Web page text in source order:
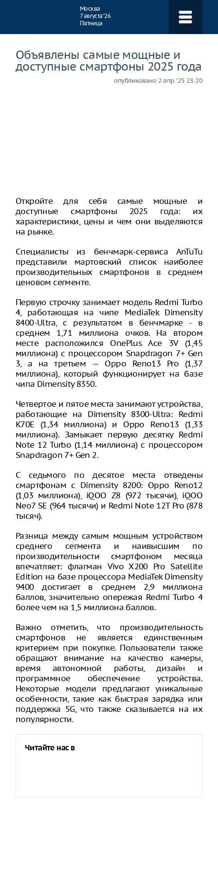
Москва
7 августа ‘26
Пятница
Объявлены самые мощные и
доступные смартфоны 2025 года
опубликовано 2 апр. ‘25 23:20
Откройте для себя самые мощные и
доступные смартфоны 2025 года: их
характеристики, цены и чем они выделяются
на рынке.
Специалисты из бенчмарк-сервиса AnTuTu
представили мартовский список наиболее
производительных смартфонов в среднем
ценовом сегменте.
Первую строчку занимает модель Redmi Turbo
4, работающая на чипе MediaTek Dimensity
8400-Ultra, с результатом в бенчмарке - в
среднем 1,71 миллиона очков. На втором
месте расположился OnePlus Ace 3V (1,45
миллиона) с процессором Snapdragon 7+ Gen
3, а на третьем — Oppo Reno13 Pro (1,37
миллиона), который функционирует на базе
чипа Dimensity 8350.
Четвертое и пятое места занимают устройства,
работающие на Dimensity 8300-Ultra: Redmi
K70E (1,34 миллиона) и Oppo Reno13 (1,33
миллиона). Замыкает первую десятку Redmi
Note 12 Turbo (1,14 миллиона) с процессором
Snapdragon 7+ Gen 2.
С седьмого по десятое места отведены
смартфонам с Dimensity 8200: Oppo Reno12
(1,03 миллиона), iQOO Z8 (972 тысячи), iQOO
Neo7 SE (964 тысячи) и Redmi Note 12T Pro (878
тысяч).
Разница между самым мощным устройством
среднего сегмента и наивысшим по
производительности смартфоном месяца
впечатляет: флагман Vivo X200 Pro Satellite
Edition на базе процессора MediaTek Dimensity
9400 достигает в среднем 2,9 миллиона
баллов, значительно опережая Redmi Turbo 4
более чем на 1,5 миллиона баллов.
Важно отметить, что производительность
смартфонов не является единственным
критерием при покупке. Пользователи также
обращают внимание на качество камеры,
время автономной работы, дизайн и
программное обеспечение устройства.
Некоторые модели предлагают уникальные
особенности, такие как быстрая зарядка или
поддержка 5G, что также сказывается на их
популярности.
Читайте нас в